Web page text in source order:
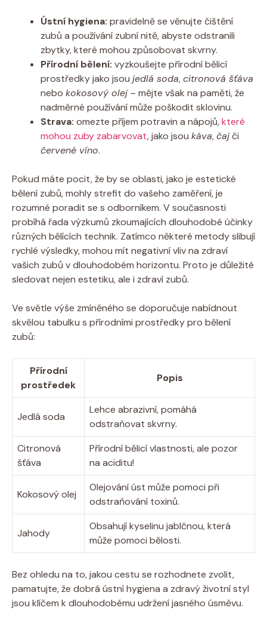
Ústní hygiena: pravidelně se věnujte čištění
zubů a používání zubní nitě, abyste odstranili
zbytky, které mohou způsobovat skvrny.
Přírodní bělení: vyzkoušejte přírodní bělicí
prostředky jako jsou jedlá soda,citronová šťáva
nebo kokosový olej – mějte však na paměti, že
nadměrné používání může poškodit sklovinu.
Strava: omezte příjem potravin a nápojů,které
mohou zuby zabarvovat, jako jsou káva,čajči
červené víno.
Pokud máte pocit, že by se oblasti, jako je estetické
bělení zubů, mohly strefit do vašeho zaměření, je
rozumné poradit se s odborníkem. V současnosti
probíhá řada výzkumů zkoumajících dlouhodobé účinky
různých bělících technik. Zatímco některé metody slibují
rychlé výsledky, mohou mít negativní vliv na zdraví
vašich zubů v dlouhodobém horizontu. Proto je důležité
sledovat nejen estetiku, ale i zdraví zubů.
Ve světle výše zmíněného se doporučuje nabídnout
skvělou tabulku s přírodními prostředky pro bělení
zubů:
Přírodní
prostředek
Popis
Jedlá soda
Lehce abrazivní, pomáhá
odstraňovat skvrny.
Citronová
šťáva
Přírodní bělicí vlastnosti, ale pozor
na aciditu!
Kokosový olej
Olejování úst může pomoci při
odstraňování toxinů.
Jahody
Obsahují kyselinu jablčnou, která
může pomoci bělosti.
Bez ohledu na to, jakou cestu se rozhodnete zvolit,
pamatujte, že dobrá ústní hygiena a zdravý životní styl
jsou klíčem k dlouhodobému udržení jasného úsměvu.